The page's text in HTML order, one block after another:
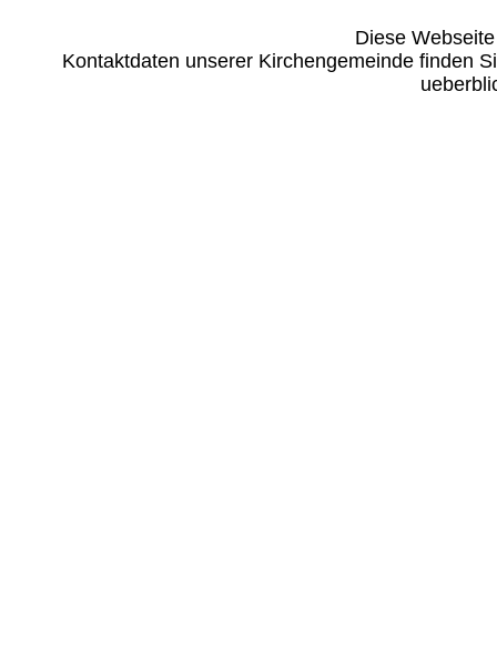
Diese
Kontaktdaten unserer Kirchengemeinde finden